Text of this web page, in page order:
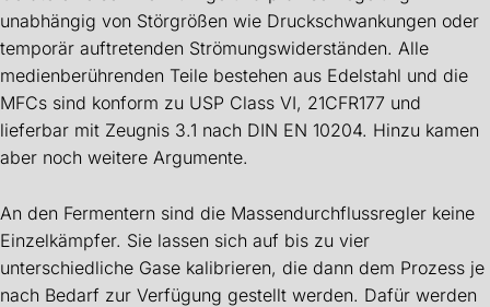
unabhängig von Störgrößen wie Druckschwankungen oder
temporär auftretenden Strömungswiderständen. Alle
medienberührenden Teile bestehen aus Edelstahl und die
MFCs sind konform zu USP Class VI, 21CFR177 und
lieferbar mit Zeugnis 3.1 nach DIN EN 10204. Hinzu kamen
aber noch weitere Argumente.
An den Fermentern sind die Massendurchflussregler keine
Einzelkämpfer. Sie lassen sich auf bis zu vier
unterschiedliche Gase kalibrieren, die dann dem Prozess je
nach Bedarf zur Verfügung gestellt werden. Dafür werden